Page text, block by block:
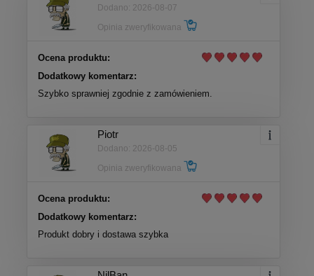
Dodano: 2026-08-07
Opinia zweryfikowana
Ocena produktu:
Dodatkowy komentarz:
Szybko sprawniej zgodnie z zamówieniem.
Piotr
Dodano: 2026-08-05
Opinia zweryfikowana
Ocena produktu:
Dodatkowy komentarz:
Produkt dobry i dostawa szybka